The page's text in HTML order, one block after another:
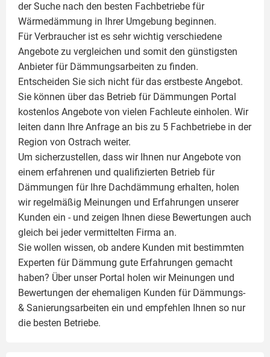
der Suche nach den besten Fachbetriebe für
Wärmedämmung in Ihrer Umgebung beginnen.
Für Verbraucher ist es sehr wichtig verschiedene
Angebote zu vergleichen und somit den günstigsten
Anbieter für Dämmungsarbeiten zu finden.
Entscheiden Sie sich nicht für das erstbeste Angebot.
Sie können über das Betrieb für Dämmungen Portal
kostenlos Angebote von vielen Fachleute einholen. Wir
leiten dann Ihre Anfrage an bis zu 5 Fachbetriebe in der
Region von Ostrach weiter.
Um sicherzustellen, dass wir Ihnen nur Angebote von
einem erfahrenen und qualifizierten Betrieb für
Dämmungen für Ihre Dachdämmung erhalten, holen
wir regelmäßig Meinungen und Erfahrungen unserer
Kunden ein - und zeigen Ihnen diese Bewertungen auch
gleich bei jeder vermittelten Firma an.
Sie wollen wissen, ob andere Kunden mit bestimmten
Experten für Dämmung gute Erfahrungen gemacht
haben? Über unser Portal holen wir Meinungen und
Bewertungen der ehemaligen Kunden für Dämmungs-
& Sanierungsarbeiten ein und empfehlen Ihnen so nur
die besten Betriebe.